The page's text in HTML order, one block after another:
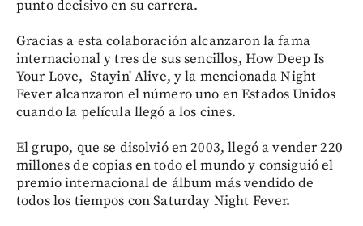
punto decisivo en su carrera.
Gracias a esta colaboración alcanzaron la fama
internacional y tres de sus sencillos, How Deep Is
Your Love, Stayin' Alive, y la mencionada Night
Fever alcanzaron el número uno en Estados Unidos
cuando la película llegó a los cines.
El grupo, que se disolvió en 2003, llegó a vender 220
millones de copias en todo el mundo y consiguió el
premio internacional de álbum más vendido de
todos los tiempos con Saturday Night Fever.